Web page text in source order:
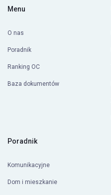
Menu
O nas
Poradnik
Ranking OC
Baza dokumentów
Poradnik
Komunikacyjne
Dom i mieszkanie